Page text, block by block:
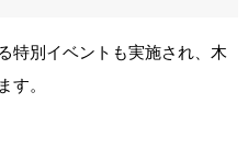
特別イベントも実施され、木
す。